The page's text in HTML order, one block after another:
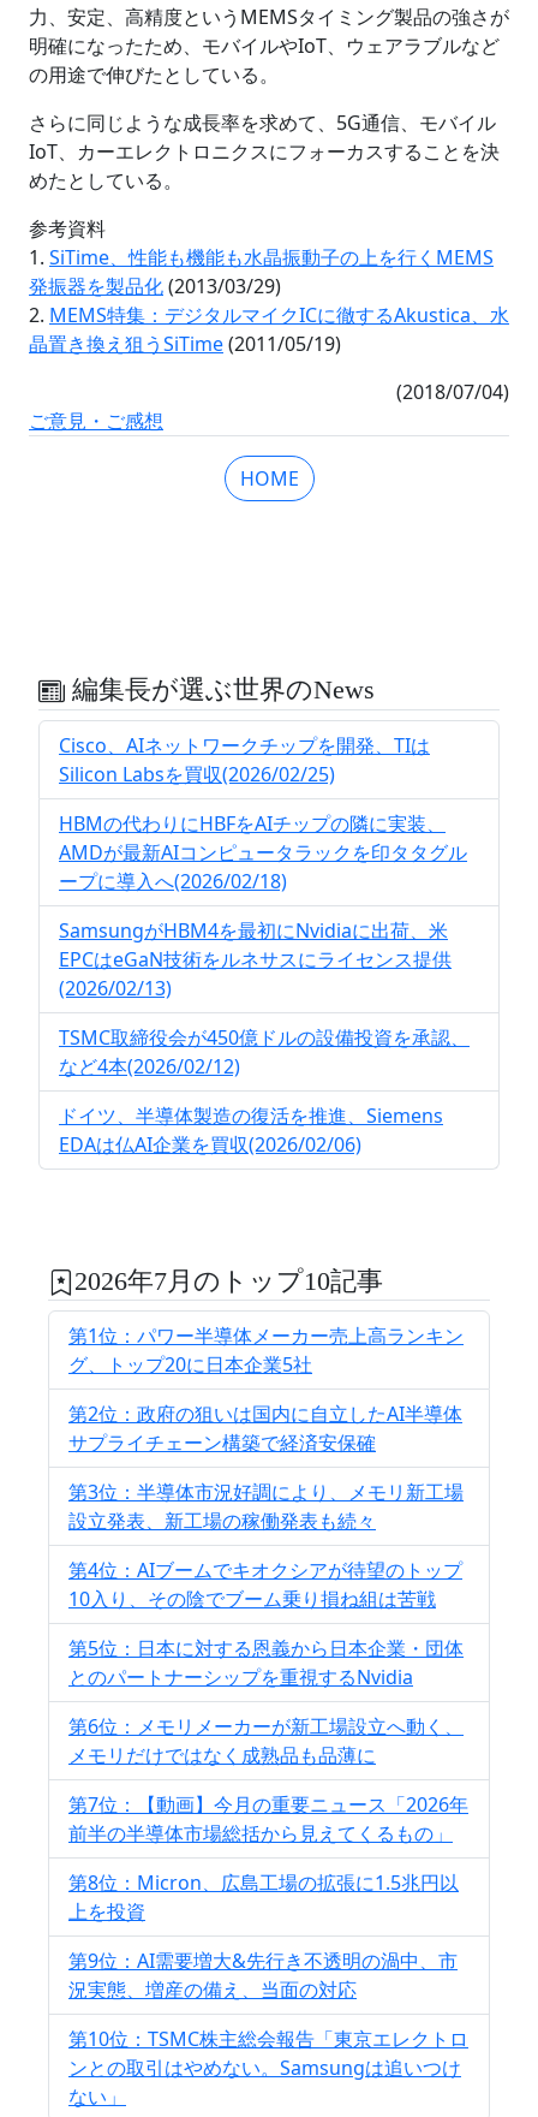
力、安定、高精度というMEMSタイミング製品の強さが
明確になったため、モバイルやIoT、ウェアラブルなど
の用途で伸びたとしている。
さらに同じような成長率を求めて、5G通信、モバイル
IoT、カーエレクトロニクスにフォーカスすることを決
めたとしている。
参考資料
1. SiTime、性能も機能も水晶振動子の上を行くMEMS
発振器を製品化(2013/03/29)
2. MEMS特集：デジタルマイクICに徹するAkustica、水
晶置き換え狙うSiTime(2011/05/19)
(2018/07/04)
ご意見・ご感想
HOME
編集長が選ぶ世界のNews
Cisco、AIネットワークチップを開発、TIは
Silicon Labsを買収(2026/02/25)
HBMの代わりにHBFをAIチップの隣に実装、
AMDが最新AIコンピュータラックを印タタグル
ープに導入へ(2026/02/18)
SamsungがHBM4を最初にNvidiaに出荷、米
EPCはeGaN技術をルネサスにライセンス提供
(2026/02/13)
TSMC取締役会が450億ドルの設備投資を承認、
など4本(2026/02/12)
ドイツ、半導体製造の復活を推進、Siemens
EDAは仏AI企業を買収(2026/02/06)
2026年7月のトップ10記事
第1位：パワー半導体メーカー売上高ランキン
グ、トップ20に日本企業5社
第2位：政府の狙いは国内に自立したAI半導体
サプライチェーン構築で経済安保確
第3位：半導体市況好調により、メモリ新工場
設立発表、新工場の稼働発表も続々
第4位：AIブームでキオクシアが待望のトップ
10入り、その陰でブーム乗り損ね組は苦戦
第5位：日本に対する恩義から日本企業・団体
とのパートナーシップを重視するNvidia
第6位：メモリメーカーが新工場設立へ動く、
メモリだけではなく成熟品も品薄に
第7位：【動画】今月の重要ニュース「2026年
前半の半導体市場総括から見えてくるもの」
第8位：Micron、広島工場の拡張に1.5兆円以
上を投資
第9位：AI需要増大&先行き不透明の渦中、市
況実態、増産の備え、当面の対応
第10位：TSMC株主総会報告「東京エレクトロ
ンとの取引はやめない。Samsungは追いつけ
ない」